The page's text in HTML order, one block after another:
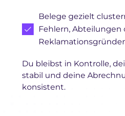
Belege gezielt
Fehlern, Abteilungen
Du bleibst in Kontrolle,
stabil und deine
konsistent.